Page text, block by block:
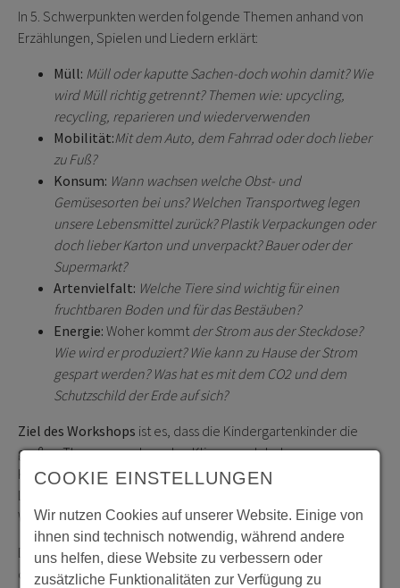
In 5. Schwerpunkten werden folgende Themen anhand von
Erzählungen, Spielen und Liedern erklärt:
Müll: Müll oder kaputte Sachen-doch wohin damit? Wie
wird Müll richtig getrennt? Themen wie: upcycling,
recycling, reparieren und wiederverwenden
Mobilität:Mit dem Auto, dem Fahrrad oder doch lieber
zu Fuß?
Konsum: Wann wachsen welche Obst- und
Gemüsesorten bei uns? Welchen Transportweg legen
unsere Lebensmittel zurück? Plastik Verpackungen oder
doch lieber Karton und unverpackt? Bauer oder der
Supermarkt?
Artenvielfalt: Welche Tiere sind wichtig für einen
fruchtbaren Boden und für das Bestäuben?
Energie: Woher kommt der Strom aus der Steckdose?
Wie wird er produziert? Wie kann zu Hause der Strom
gespart werden? Was hat es mit dem CO2 und dem
Schutzschild der Erde auf sich?
Ziel des Workshops ist es, dass die Kindergartenkinder die
großen Themen rund um den Klimawandel, der
Klimawandelanpassung und die Möglichkeiten nachhaltiger
Lebensweisen auf spielerischem und erlebnisorientiertem
Wege kennenlernen.
Das Angebot ist kostenlos. Die Workshopkosten werden von
der KLAR! Tiebeltal und Wimitzerberge übernommen!
COOKIE EINSTELLUNGEN
Wir nutzen Cookies auf unserer Website. Einige von
ihnen sind technisch notwendig, während andere
uns helfen, diese Website zu verbessern oder
zusätzliche Funktionalitäten zur Verfügung zu